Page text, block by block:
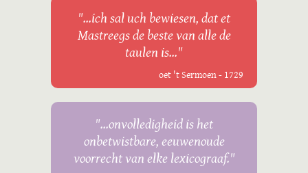
"...ich sal uch bewiesen, dat et
Mastreegs de beste van alle de
taulen is..."
oet 't Sermoen - 1729
"...onvolledigheid is het
onbetwistbare, eeuwenoude
voorrecht van elke lexicograaf."